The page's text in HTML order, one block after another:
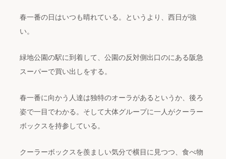
春一番の日はいつも晴れている。というより、西日が強
い。
緑地公園の駅に到着して、公園の反対側出口のにある阪急
スーパーで買い出しをする。
春一番に向かう人達は独特のオーラがあるというか、後ろ
姿で一目でわかる。そして大体グループに一人がクーラー
ボックスを持参している。
クーラーボックスを羨ましい気分で横目に見つつ、食べ物